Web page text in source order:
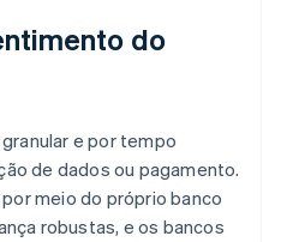
do
e por tempo
de dados ou pagamento.
meio do próprio banco
robustas, e os bancos